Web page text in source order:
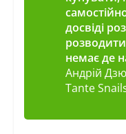
досвіді
розводити
немає де
Андрій
Tante